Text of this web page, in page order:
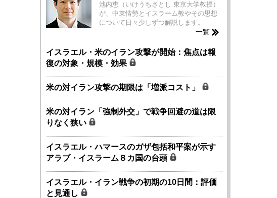
池内恵（いけうちさとし 東京大学教授）
が、中東情勢とイスラーム教やその思想
について日々少しずつ解説します。
一覧
イスラエル・米のイラン攻撃が開始：焦点は報
復の対象・規模・効果
米の対イラン攻撃の期限は「増派コスト」
米の対イラン「強制外交」で戦争回避の道は限
りなく狭い
イスラエル・ハマースのガザ包括和平案が示す
アラブ・イスラーム８カ国の台頭
イスラエル・イラン戦争の初期の10日間：評価
と見通し